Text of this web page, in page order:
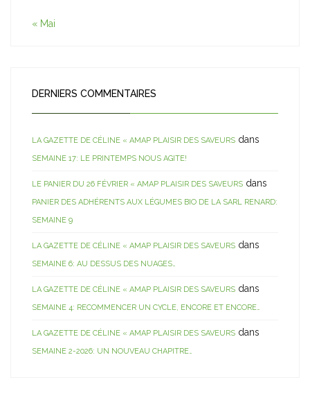
« Mai
DERNIERS COMMENTAIRES
LA GAZETTE DE CÉLINE « AMAP PLAISIR DES SAVEURS dans
SEMAINE 17: LE PRINTEMPS NOUS AGITE!
LE PANIER DU 26 FÉVRIER « AMAP PLAISIR DES SAVEURS dans
PANIER DES ADHÉRENTS AUX LÉGUMES BIO DE LA SARL RENARD:
SEMAINE 9
LA GAZETTE DE CÉLINE « AMAP PLAISIR DES SAVEURS dans
SEMAINE 6: AU DESSUS DES NUAGES…
LA GAZETTE DE CÉLINE « AMAP PLAISIR DES SAVEURS dans
SEMAINE 4: RECOMMENCER UN CYCLE, ENCORE ET ENCORE…
LA GAZETTE DE CÉLINE « AMAP PLAISIR DES SAVEURS dans
SEMAINE 2-2026: UN NOUVEAU CHAPITRE…